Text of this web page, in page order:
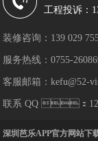
工程投诉：
装修咨询：139 029
服务热线：0755-
客服邮箱：kefu@52-
联系 QQ ：
深圳芭乐APP官方网站下